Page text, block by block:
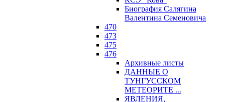
Биография Салягина
Валентина Семеновича
470
473
475
476
Архивные листы
ДАННЫЕ О
ТУНГУССКОМ
МЕТЕОРИТЕ ...
ЯВЛЕНИЯ,